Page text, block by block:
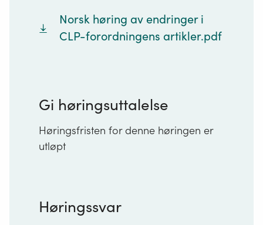
Norsk høring av endringer i
CLP-forordningens artikler.pdf
Gi høringsuttalelse
Høringsfristen for denne høringen er
utløpt
Høringssvar